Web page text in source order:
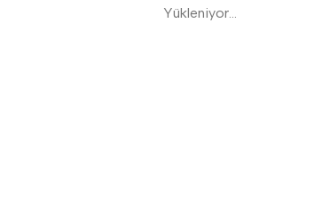
Yükleniyor...